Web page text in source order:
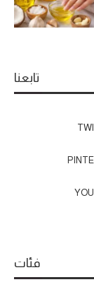
تابعنا
فئات